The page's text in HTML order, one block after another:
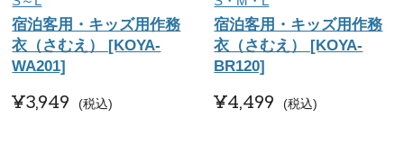
宿泊客用・キッズ用作務
衣（さむえ） [KOYA-
WA201]
¥3,949 税込
宿泊客用・キッズ用作務
衣（さむえ） [KOYA-
BR120]
¥4,499 税込